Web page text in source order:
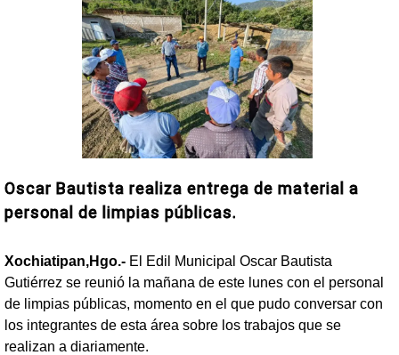
Oscar Bautista realiza entrega de material a
personal de limpias públicas.
Xochiatipan,Hgo.- El Edil Municipal Oscar Bautista
Gutiérrez se reunió la mañana de este lunes con el personal
de limpias públicas, momento en el que pudo conversar con
los integrantes de esta área sobre los trabajos que se
realizan a diariamente.